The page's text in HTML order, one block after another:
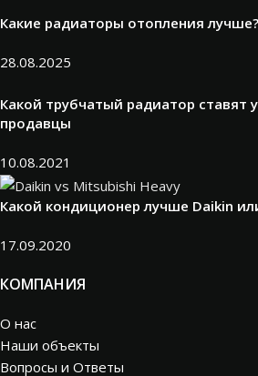
Какие радиаторы отопления лучше?
28.08.2025
Какой трубчатый радиатор ставят
продавцы
10.08.2021
Какой кондиционер лучше Daikin
17.09.2020
КОМПАНИЯ
О нас
Наши объекты
Вопросы и Ответы